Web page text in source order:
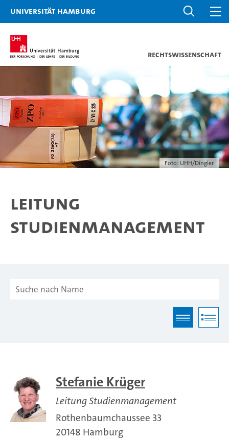
Universität Hamburg
Rechtswissenschaft
Foto: UHH/Dingler
Leitung
Studienmanagement
Stefanie Krüger
Leitung Studienmanagement
Rothenbaumchaussee 33
20148 Hamburg